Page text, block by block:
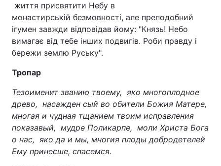
Контакти
Послуги
Тема оформлення
життя присвятити Небу в
монастирській безмовності, але преподобний
ігумен завжди відповідав йому: "Князь! Небо
вимагає від тебе інших подвигів. Роби правду і
бережи землю Руську".
Тропар
Тезоименит званию твоему, яко многоплодное
древо, насажден сый во обители Божия Матере,
многая и чудная тщанием твоим исправления
показавый, мудре Поликарпе, моли Христа Бога
о нас, яко да и мы, многия плоды добродетелей
Ему принесше, спасемся.